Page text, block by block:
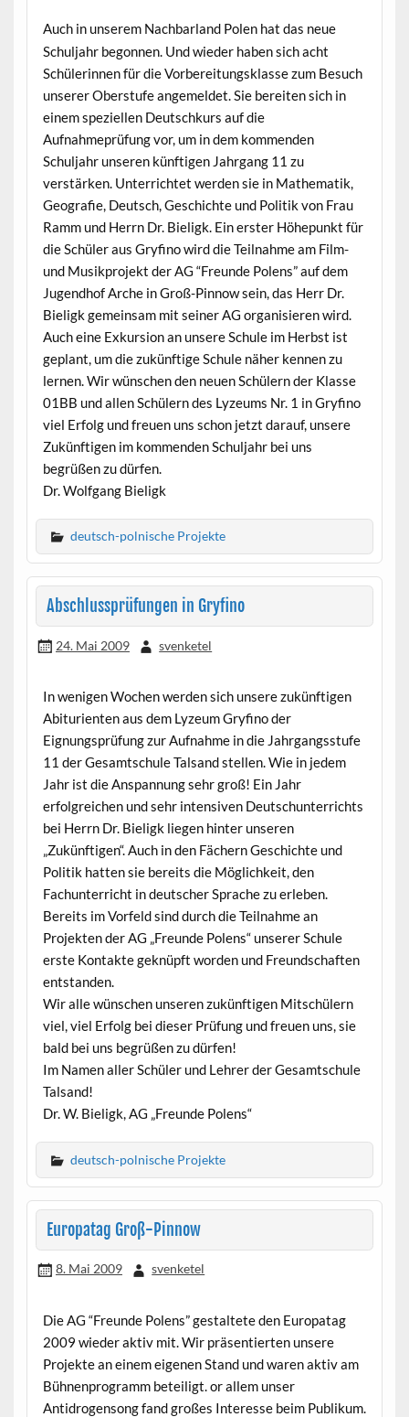
Auch in unserem Nachbarland Polen hat das neue
Schuljahr begonnen. Und wieder haben sich acht
Schülerinnen für die Vorbereitungsklasse zum Besuch
unserer Oberstufe angemeldet. Sie bereiten sich in
einem speziellen Deutschkurs auf die
Aufnahmeprüfung vor, um in dem kommenden
Schuljahr unseren künftigen Jahrgang 11 zu
verstärken. Unterrichtet werden sie in Mathematik,
Geografie, Deutsch, Geschichte und Politik von Frau
Ramm und Herrn Dr. Bieligk. Ein erster Höhepunkt für
die Schüler aus Gryfino wird die Teilnahme am Film-
und Musikprojekt der AG “Freunde Polens” auf dem
Jugendhof Arche in Groß-Pinnow sein, das Herr Dr.
Bieligk gemeinsam mit seiner AG organisieren wird.
Auch eine Exkursion an unsere Schule im Herbst ist
geplant, um die zukünftige Schule näher kennen zu
lernen. Wir wünschen den neuen Schülern der Klasse
01BB und allen Schülern des Lyzeums Nr. 1 in Gryfino
viel Erfolg und freuen uns schon jetzt darauf, unsere
Zukünftigen im kommenden Schuljahr bei uns
begrüßen zu dürfen.
Dr. Wolfgang Bieligk
deutsch-polnische Projekte
Abschlussprüfungen in Gryfino
24. Mai 2009 svenketel
In wenigen Wochen werden sich unsere zukünftigen
Abiturienten aus dem Lyzeum Gryfino der
Eignungsprüfung zur Aufnahme in die Jahrgangsstufe
11 der Gesamtschule Talsand stellen. Wie in jedem
Jahr ist die Anspannung sehr groß! Ein Jahr
erfolgreichen und sehr intensiven Deutschunterrichts
bei Herrn Dr. Bieligk liegen hinter unseren
„Zukünftigen“. Auch in den Fächern Geschichte und
Politik hatten sie bereits die Möglichkeit, den
Fachunterricht in deutscher Sprache zu erleben.
Bereits im Vorfeld sind durch die Teilnahme an
Projekten der AG „Freunde Polens“ unserer Schule
erste Kontakte geknüpft worden und Freundschaften
entstanden.
Wir alle wünschen unseren zukünftigen Mitschülern
viel, viel Erfolg bei dieser Prüfung und freuen uns, sie
bald bei uns begrüßen zu dürfen!
Im Namen aller Schüler und Lehrer der Gesamtschule
Talsand!
Dr. W. Bieligk, AG „Freunde Polens“
deutsch-polnische Projekte
Europatag Groß-Pinnow
8. Mai 2009 svenketel
Die AG “Freunde Polens” gestaltete den Europatag
2009 wieder aktiv mit. Wir präsentierten unsere
Projekte an einem eigenen Stand und waren aktiv am
Bühnenprogramm beteiligt. or allem unser
Antidrogensong fand großes Interesse beim Publikum.